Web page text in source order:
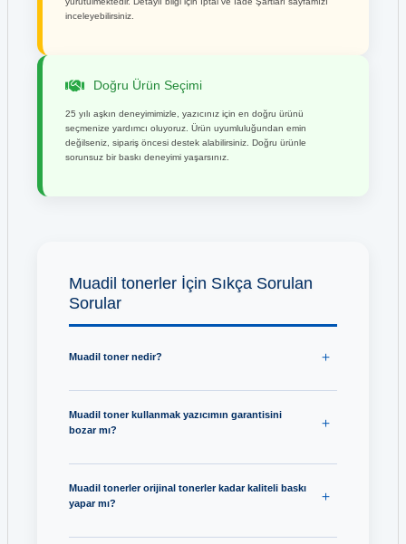
inceleyebilirsiniz.
Doğru Ürün Seçimi
25 yılı aşkın deneyimimizle, yazıcınız için en doğru ürünü
seçmenize yardımcı oluyoruz. Ürün uyumluluğundan emin
değilseniz, sipariş öncesi destek alabilirsiniz. Doğru ürünle
sorunsuz bir baskı deneyimi yaşarsınız.
Muadil tonerler İçin Sıkça Sorulan
Sorular
Muadil toner nedir?
Muadil toner kullanmak yazıcımın garantisini
bozar mı?
Muadil tonerler orijinal tonerler kadar kaliteli baskı
yapar mı?